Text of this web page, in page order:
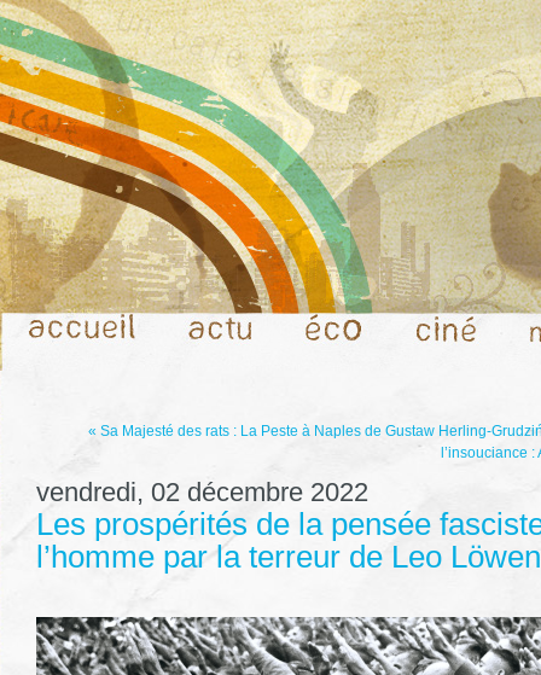
« Sa Majesté des rats : La Peste à Naples de Gustaw Herling-
l’insouciance
vendredi, 02 décembre 2022
Les prospérités de la pensée
l’homme par la terreur de Leo